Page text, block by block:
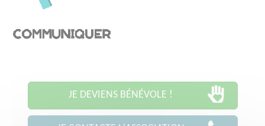
JE DEVIENS BÉNÉVOLE !